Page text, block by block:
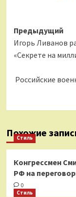
Навигация
записи
Предыдущий
Игорь Ливанов
«Секрете на
Российские
Похожие
Стиль
Конгрессмен
РФ на
0
Стиль